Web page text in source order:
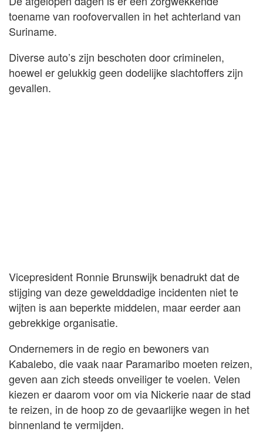
toename van roofovervallen in het achterland van
Suriname.
Diverse auto’s zijn beschoten door criminelen,
hoewel er gelukkig geen dodelijke slachtoffers zijn
gevallen.
Vicepresident Ronnie Brunswijk benadrukt dat de
stijging van deze gewelddadige incidenten niet te
wijten is aan beperkte middelen, maar eerder aan
gebrekkige organisatie.
Ondernemers in de regio en bewoners van
Kabalebo, die vaak naar Paramaribo moeten reizen,
geven aan zich steeds onveiliger te voelen. Velen
kiezen er daarom voor om via Nickerie naar de stad
te reizen, in de hoop zo de gevaarlijke wegen in het
binnenland te vermijden.